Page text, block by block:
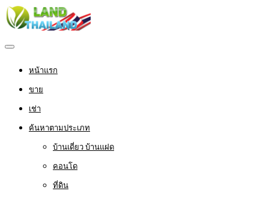
หน้าแรก
ขาย
เช่า
ค้นหาตามประเภท
บ้านเดี่ยว บ้านแฝด
คอนโด
ที่ดิน